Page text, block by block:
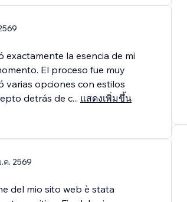
exactamente la esencia de mi
El proceso fue muy
varias opciones con estilos
detrás de c... แสดงเพิ่มขึ้น
.ค. 2569
del mio sito web è stata